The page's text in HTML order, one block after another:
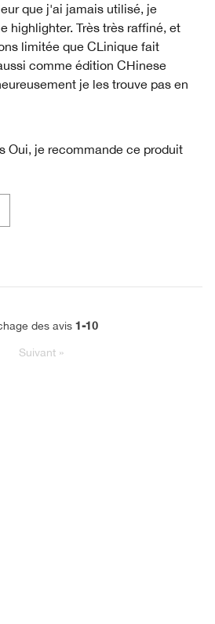
que j'ai jamais utilisé, je
highlighter. Très très raffiné, et
limitée que CLinique fait
comme édition CHinese
je les trouve pas en
Oui, je recommande ce produit
des avis 1-10
Suivant »